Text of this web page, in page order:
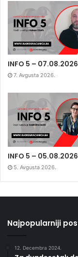
INFO 5 – 07.08.2026
7. Avgusta 2026.
INFO 5 – 05.08.2026
5. Avgusta 2026.
Najpopularniji
12. Decembra 2024.